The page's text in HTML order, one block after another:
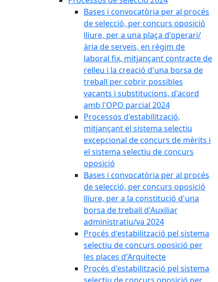
Bases i convocatòria per al procés
de selecció, per concurs oposició
lliure, per a una plaça d'operari/
ària de serveis, en règim de
laboral fix, mitjançant contracte de
relleu i la creació d'una borsa de
treball per cobrir possibles
vacants i substitucions, d'acord
amb l'OPO parcial 2024
Processos d'estabilització,
mitjançant el sistema selectiu
excepcional de concurs de mèrits i
el sistema selectiu de concurs
oposició
Bases i convocatòria per al procés
de selecció, per concurs oposició
lliure, per a la constitució d'una
borsa de treball d'Auxiliar
administratiu/va 2024
Procés d'estabilització pel sistema
selectiu de concurs oposició per
les places d'Arquitecte
Procés d'estabilització pel sistema